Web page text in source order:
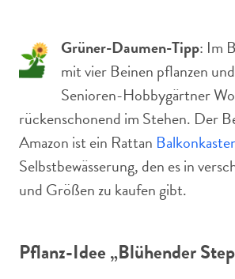
Grüner-Daumen-Tipp: Im
mit vier Beinen pflanzen
Senioren-Hobbygärtner
rückenschonend im Stehen. Der
Amazon ist ein Rattan
Selbstbewässerung, den es in
und Größen zu kaufen gibt.
Pflanz-Idee „Blühender